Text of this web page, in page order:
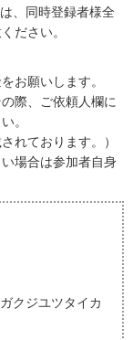
、同時登録者様全
ださい。
お願いします。
際、ご依頼人欄に
。
れております。）
場合は参加者自身
クジユツタイカ